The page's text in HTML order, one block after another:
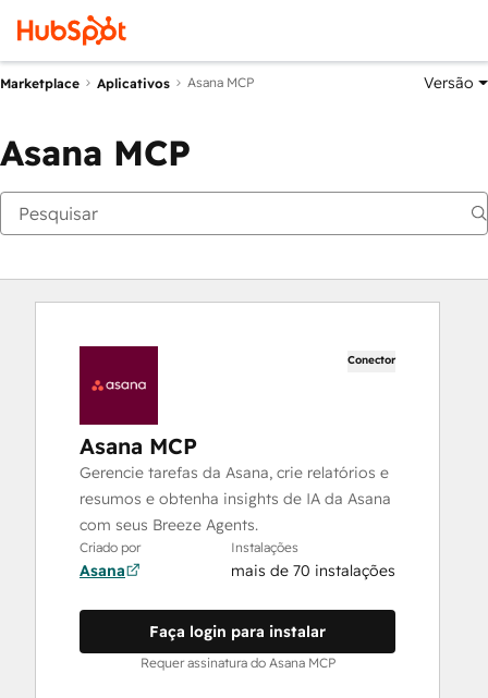
Marketplace Aplicativos Asana MCP Versão
Asana MCP
Conector
Asana MCP
Gerencie tarefas da Asana, crie relatórios e
resumos e obtenha insights de IA da Asana
com seus Breeze Agents.
Criado por
Asana
Instalações
mais de 70 instalações
Faça login para instalar
Requer assinatura do Asana MCP